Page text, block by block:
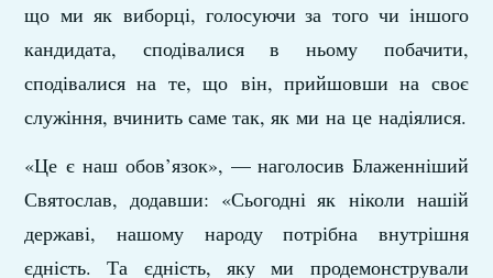
що ми як виборці, голосуючи за того чи іншого
кандидата, сподівалися в ньому побачити,
сподівалися на те, що він, прийшовши на своє
служіння, вчинить саме так, як ми на це надіялися.
«Це є наш обов’язок», — наголосив Блаженніший
Святослав, додавши: «Сьогодні як ніколи нашій
державі, нашому народу потрібна внутрішня
єдність. Та єдність, яку ми продемонстрували